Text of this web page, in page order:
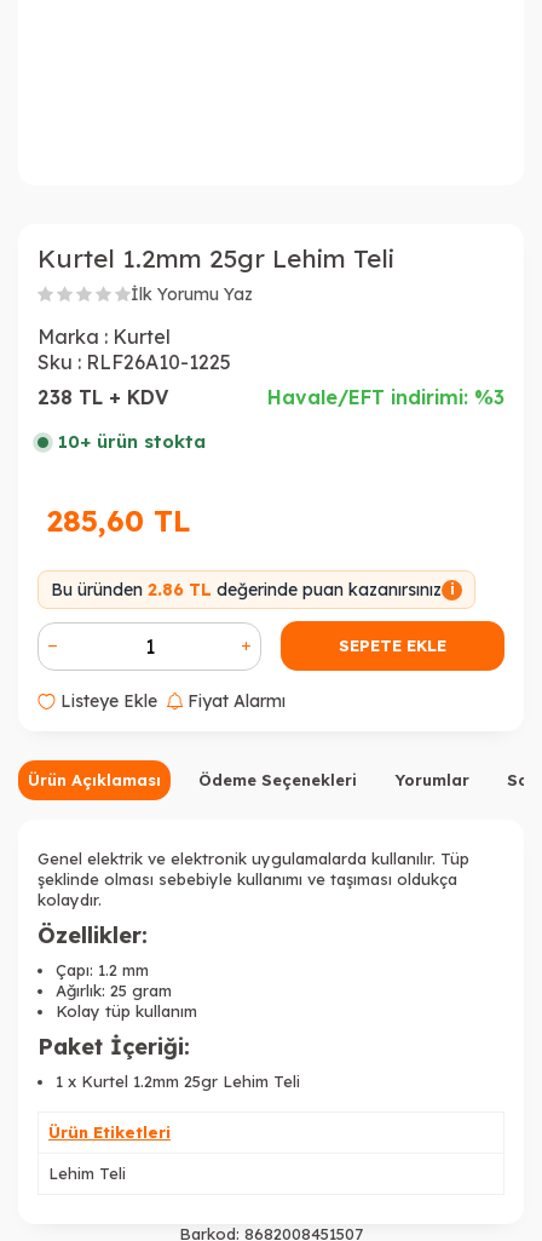
Kurtel 1.2mm 25gr Lehim Teli
İlk Yorumu Yaz
Marka : Kurtel
Sku : RLF26A10-1225
238 TL + KDV
Havale/EFT indirimi: %3
10+ ürün stokta
285,60 TL
Bu üründen 2.86 TL değerinde puan kazanırsınız i
SEPETE EKLE
Listeye Ekle Fiyat Alarmı
Ürün Açıklaması Ödeme Seçenekleri Yorumlar
Genel elektrik ve elektronik uygulamalarda kullanılır. Tüp
şeklinde olması sebebiyle kullanımı ve taşıması oldukça
kolaydır.
Özellikler:
Çapı: 1.2 mm
Ağırlık: 25 gram
Kolay tüp kullanım
Paket İçeriği:
1 x Kurtel 1.2mm 25gr Lehim Teli
Ürün Etiketleri
Lehim Teli
Barkod: 8682008451507